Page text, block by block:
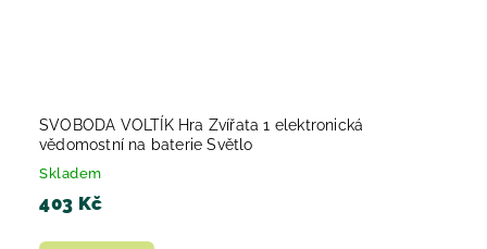
SVOBODA VOLTÍK Hra Zvířata 1 elektronická
vědomostní na baterie Světlo
Skladem
403 Kč